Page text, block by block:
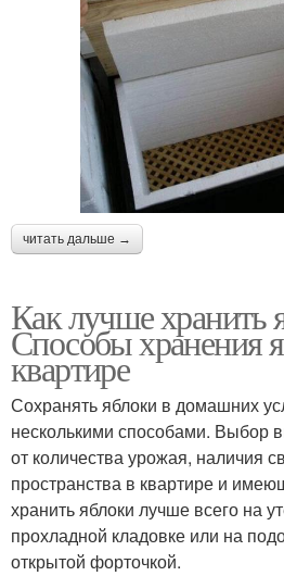
читать дальше →
Как лучше хранить
Способы хранения
квартире
Сохранять яблоки в домашних
несколькими способами. Выбор
от количества урожая, наличия
пространства в квартире и
хранить яблоки лучше всего на
прохладной кладовке или на
открытой форточкой.